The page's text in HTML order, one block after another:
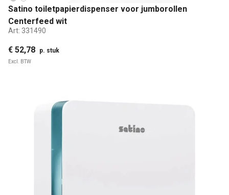
Satino toiletpapierdispenser voor jumborollen
Centerfeed wit
Art: 331490
€ 52,78 p. stuk
Excl. BTW